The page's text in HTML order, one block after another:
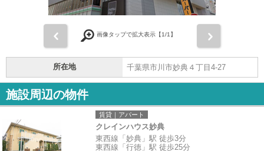
画像タップで拡大表示【1/1】
所在地 千葉県市川市妙典４丁目4-27
施設周辺の物件
賃貸｜アパート
クレインハウス妙典
東西線「妙典」駅 徒歩3分
東西線「行徳」駅 徒歩25分